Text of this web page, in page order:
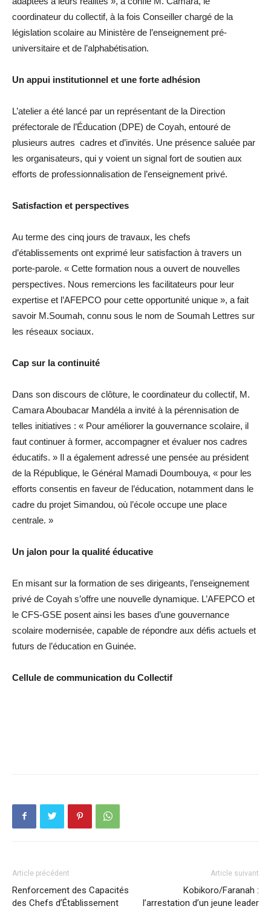
coordinateur du collectif, à la fois Conseiller chargé de la
législation scolaire au Ministère de l’enseignement pré-
universitaire et de l’alphabétisation.
Un appui institutionnel et une forte adhésion
L’atelier a été lancé par un représentant de la Direction
préfectorale de l’Éducation (DPE) de Coyah, entouré de
plusieurs autres cadres et d’invités. Une présence saluée par
les organisateurs, qui y voient un signal fort de soutien aux
efforts de professionnalisation de l’enseignement privé.
Satisfaction et perspectives
Au terme des cinq jours de travaux, les chefs
d’établissements ont exprimé leur satisfaction à travers un
porte-parole. « Cette formation nous a ouvert de nouvelles
perspectives. Nous remercions les facilitateurs pour leur
expertise et l’AFEPCO pour cette opportunité unique », a fait
savoir M.Soumah, connu sous le nom de Soumah Lettres sur
les réseaux sociaux.
Cap sur la continuité
Dans son discours de clôture, le coordinateur du collectif, M.
Camara Aboubacar Mandéla a invité à la pérennisation de
telles initiatives : « Pour améliorer la gouvernance scolaire, il
faut continuer à former, accompagner et évaluer nos cadres
éducatifs. » Il a également adressé une pensée au président
de la République, le Général Mamadi Doumbouya, « pour les
efforts consentis en faveur de l’éducation, notamment dans le
cadre du projet Simandou, où l’école occupe une place
centrale. »
Un jalon pour la qualité éducative
En misant sur la formation de ses dirigeants, l’enseignement
privé de Coyah s’offre une nouvelle dynamique. L’AFEPCO et
le CFS-GSE posent ainsi les bases d’une gouvernance
scolaire modernisée, capable de répondre aux défis actuels et
futurs de l’éducation en Guinée.
Cellule de communication du Collectif
Article précédent
Renforcement des Capacités
des Chefs d’Établissement
Article suivant
Kobikoro/Faranah :
l’arrestation d’un jeune leader